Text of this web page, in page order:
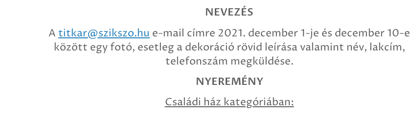
NEVEZÉS
Atitkar@szikszo.hu e-mail címre 2021. december 1-je és december 10-e
között egy fotó, esetleg a dekoráció rövid leírása valamint név, lakcím,
telefonszám megküldése.
NYEREMÉNY
Családi ház kategóriában: